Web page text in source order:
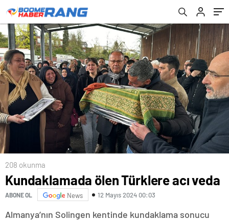
208 okunma
Kundaklamada ölen Türklere acı veda
ABONE OL News 12 Mayıs 2024 00:03
Almanya’nın Solingen kentinde kundaklama sonucu